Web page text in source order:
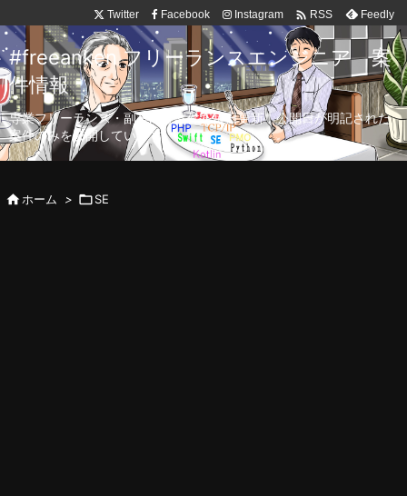
Twitter Facebook Instagram  RSS Feedly
#freeanken フリーランスエンジニア 案
件情報
専業フリーランス・副業向け案件を毎日更新！公開日が明記された
案件のみを公開しています。
ホーム > SE